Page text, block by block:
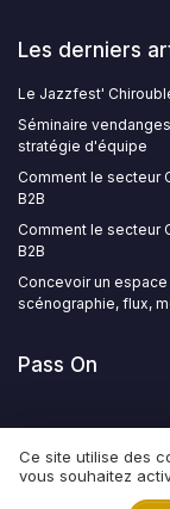
Les derniers
Le Jazzfest'
Séminaire
stratégie d'équipe
Comment le secteur
B2B
Comment le secteur
B2B
Concevoir un
scénographie, flux,
Pass On
Mentions
Ce site utilise des
vous souhaitez